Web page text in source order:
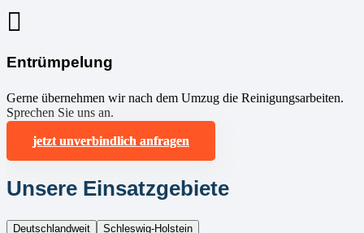
Entrümpelung
Gerne übernehmen wir nach dem Umzug die Reinigungsarbeiten.
Sprechen Sie uns an.
jetzt unverbindlich anfragen
Unsere Einsatzgebiete
Deutschlandweit
Schleswig-Holstein